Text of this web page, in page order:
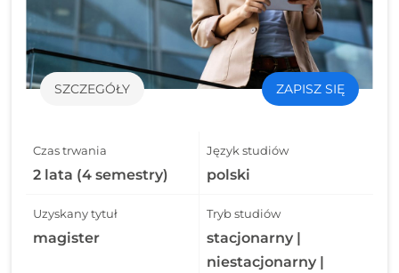
SZCZEGÓŁY ZAPISZ SIĘ
Czas trwania
2 lata (4 semestry)
Język studiów
polski
Uzyskany tytuł
magister
Tryb studiów
stacjonarny |
niestacjonarny |